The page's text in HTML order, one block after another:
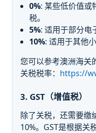
0%: 某些低价值或
税。
5%: 适用于部分电
10%: 适用于其他小
您可以参考澳洲海关
关税税率： https://
3. GST（增值税）
除了关税，还需要缴
10%。GST是根据关